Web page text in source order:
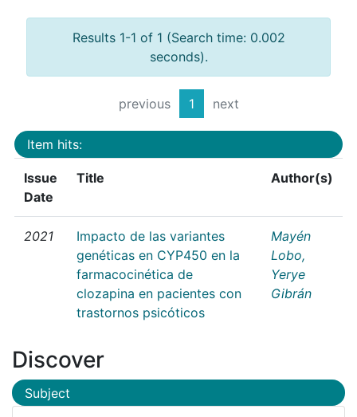
Results 1-1 of 1 (Search time: 0.002
seconds).
previous 1 next
Item hits:
Issue
Date
Title Author(s)
2021
Impacto de las variantes
genéticas en CYP450 en la
farmacocinética de
clozapina en pacientes con
trastornos psicóticos
Mayén
Lobo,
Yerye
Gibrán
Discover
Subject